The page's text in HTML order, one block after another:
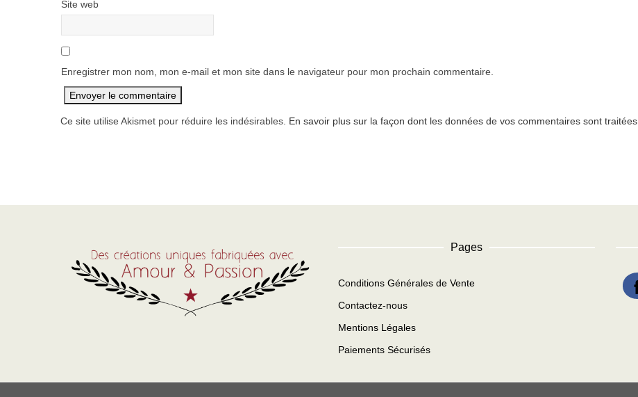
Site web
Enregistrer mon nom, mon e-mail et mon site dans le navigateur pour mon prochain commentaire.
Ce site utilise Akismet pour réduire les indésirables. En savoir plus sur la façon dont les données de vos commentaires sont traitées
Pages
Conditions Générales de Vente
Contactez-nous
Mentions Légales
Paiements Sécurisés